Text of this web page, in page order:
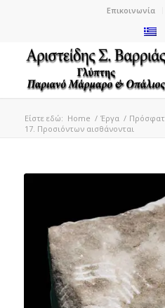
Επικοινωνία
Είστε εδώ: Home / Έργα /
17. Προσιόντων αισθάνονται